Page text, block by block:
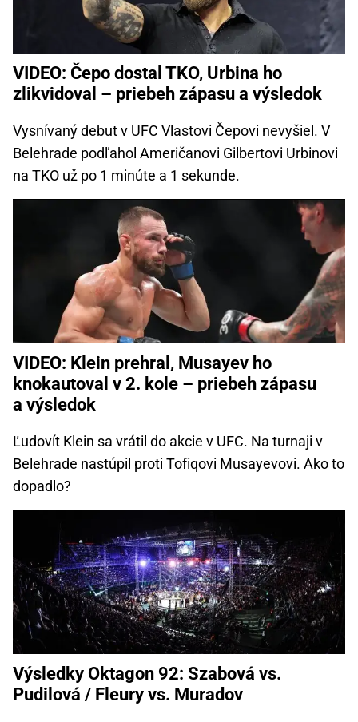
VIDEO: Čepo dostal TKO, Urbina ho
zlikvidoval – priebeh zápasu a výsledok
Vysnívaný debut v UFC Vlastovi Čepovi nevyšiel. V
Belehrade podľahol Američanovi Gilbertovi Urbinovi
na TKO už po 1 minúte a 1 sekunde.
VIDEO: Klein prehral, Musayev ho
knokautoval v 2. kole – priebeh zápasu
a výsledok
Ľudovít Klein sa vrátil do akcie v UFC. Na turnaji v
Belehrade nastúpil proti Tofiqovi Musayevovi. Ako to
dopadlo?
Výsledky Oktagon 92: Szabová vs.
Pudilová / Fleury vs. Muradov